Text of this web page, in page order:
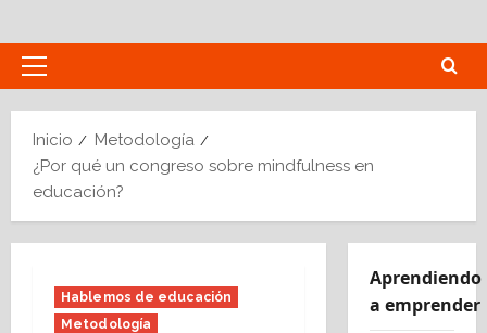
al
contenido
Menú
Inicio
Metodología
¿Por qué un congreso sobre mindfulness en
educación?
Hablemos de educación
Metodología
Aprendiendo
a emprender